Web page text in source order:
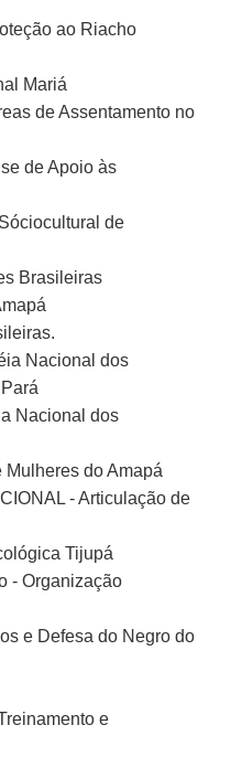
ao Riacho
Mariá
de Assentamento no
de Apoio às
de
Brasileiras
Nacional dos
Nacional dos
Mulheres do Amapá
- Articulação de
Tijupá
- Organização
e Defesa do Negro do
e